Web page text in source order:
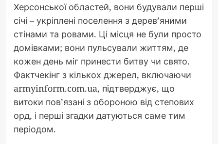
Херсонської областей, вони будували перші
січі – укріплені поселення з дерев’яними
стінами та ровами. Ці місця не були просто
домівками; вони пульсували життям, де
кожен день міг принести битву чи свято.
Фактчекінг з кількох джерел, включаючи
armyinform.com.ua, підтверджує, що
витоки пов’язані з обороною від степових
орд, і перші згадки датуються саме тим
періодом.